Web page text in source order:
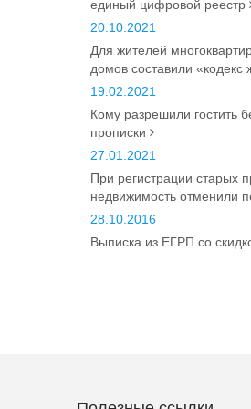
единый цифровой реестр
20.10.2021
Для жителей
домов составили «кодекс
19.02.2021
Кому разрешили гостить
прописки
27.01.2021
При регистрации старых
недвижимость отменили
28.10.2016
Выписка из ЕГРП со